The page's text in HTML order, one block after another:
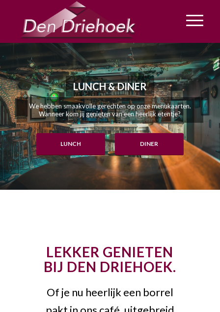
LUNCH & DINER
We hebben smaakvolle gerechten op onze menukaarten.
Wanneer kom jij genieten van een heerlijk etentje?
LUNCH DINER
LEKKER GENIETEN
BIJ DEN DRIEHOEK.
Of je nu heerlijk een borrel